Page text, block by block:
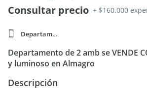
Consultar precio + $160.000
Departamento
Departamento de 2 amb se VENDE
y luminoso en Almagro
Descripción